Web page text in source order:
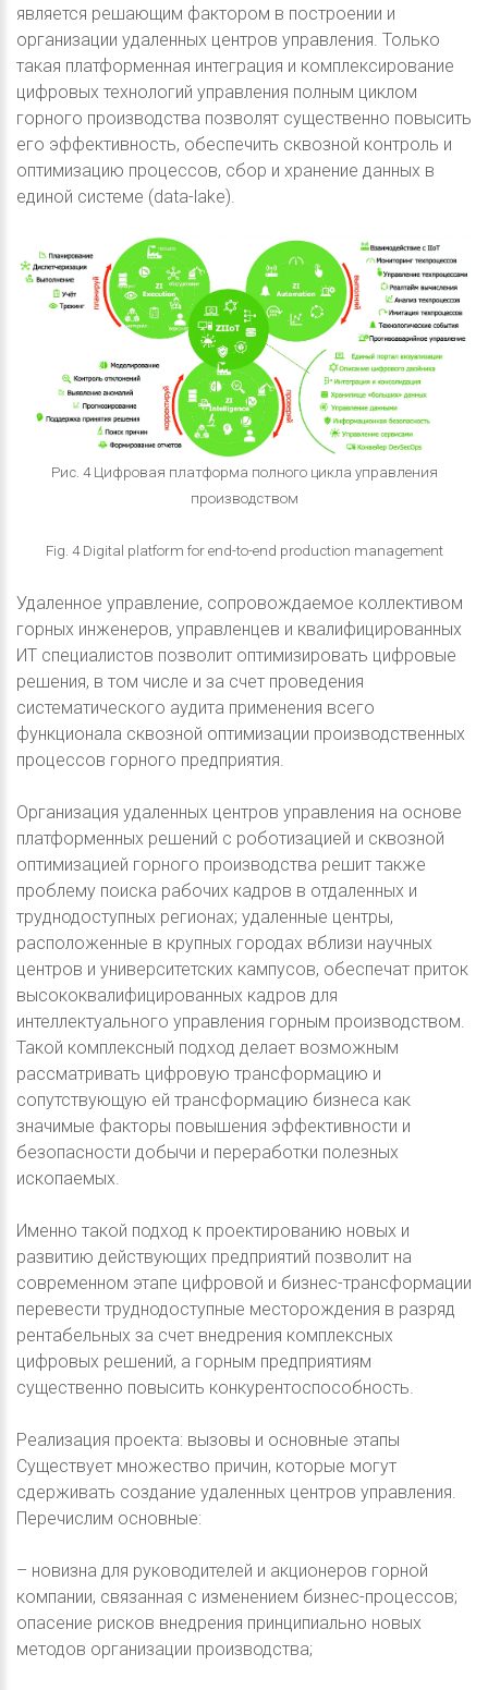
является решающим фактором в построении и
организации удаленных центров управления. Только
такая платформенная интеграция и комплексирование
цифровых технологий управления полным циклом
горного производства позволят существенно повысить
его эффективность, обеспечить сквозной контроль и
оптимизацию процессов, сбор и хранение данных в
единой системе (data-lake).
Рис. 4 Цифровая платформа полного цикла управления
производством
Fig. 4 Digital platform for end-to-end production management
Удаленное управление, сопровождаемое коллективом
горных инженеров, управленцев и квалифицированных
ИТ специалистов позволит оптимизировать цифровые
решения, в том числе и за счет проведения
систематического аудита применения всего
функционала сквозной оптимизации производственных
процессов горного предприятия.
Организация удаленных центров управления на основе
платформенных решений с роботизацией и сквозной
оптимизацией горного производства решит также
проблему поиска рабочих кадров в отдаленных и
труднодоступных регионах; удаленные центры,
расположенные в крупных городах вблизи научных
центров и университетских кампусов, обеспечат приток
высококвалифицированных кадров для
интеллектуального управления горным производством.
Такой комплексный подход делает возможным
рассматривать цифровую трансформацию и
сопутствующую ей трансформацию бизнеса как
значимые факторы повышения эффективности и
безопасности добычи и переработки полезных
ископаемых.
Именно такой подход к проектированию новых и
развитию действующих предприятий позволит на
современном этапе цифровой и бизнес-трансформации
перевести труднодоступные месторождения в разряд
рентабельных за счет внедрения комплексных
цифровых решений, а горным предприятиям
существенно повысить конкурентоспособность.
Реализация проекта: вызовы и основные этапы
Существует множество причин, которые могут
сдерживать создание удаленных центров управления.
Перечислим основные:
– новизна для руководителей и акционеров горной
компании, связанная с изменением бизнес-процессов;
опасение рисков внедрения принципиально новых
методов организации производства;